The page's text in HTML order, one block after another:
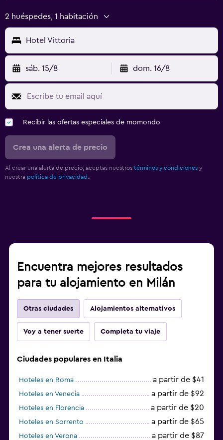
2 huéspedes, 1 habitación
Hotel Vittoria
sáb. 15/8 dom. 16/8
Recibir las ofertas especiales de momondo
Crea una alerta de precio
Al crear una alerta de precio, aceptas nuestros términos y condiciones y
nuestra política de privacidad.
Encuentra mejores resultados
para tu alojamiento en Milán
Otras ciudades Alojamientos alternativos
Voy a tener suerte Completa tu viaje
Ciudades populares en Italia
Hoteles en Roma a partir de $41
Hoteles en Venecia a partir de $92
Hoteles en Florencia a partir de $20
Hoteles en Sorrento a partir de $65
Hoteles en Verona a partir de $87